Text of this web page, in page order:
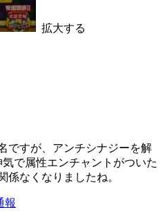
拡大する
ですが、アンチシナジーを解
で属性エンチャントがついた
係なくなりましたね。
報